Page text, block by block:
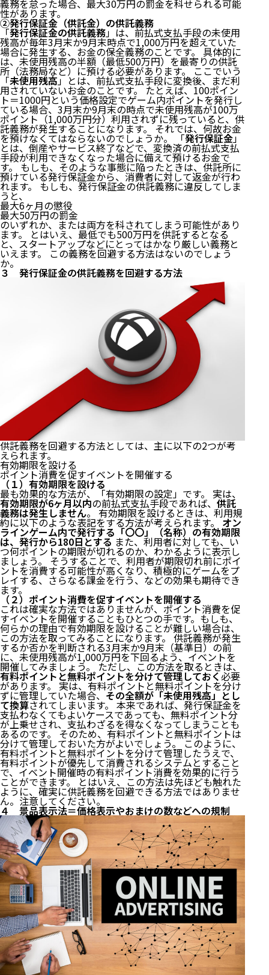
義務を怠った場合、最大30万円の罰金を科せられる可能
性があります。
②発行保証金（供託金）の供託義務
「発行保証金の供託義務」は、前払式支払手段の未使用
残高が毎年3月末か9月末時点で1,000万円を超えていた
場合に発生する、お金の保全義務のことです。 具体的に
は、未使用残高の半額（最低500万円）を最寄りの供託
所（法務局など）に預ける必要があります。 ここでいう
「未使用残高」とは、前払式支払手段に変換後、まだ利
用されていないお金のことです。 たとえば、100ポイン
ト＝1000円という価格設定でゲーム内ポイントを発行し
ている場合、3月末か9月末の時点で未使用残高が100万
ポイント（1,000万円分）利用されずに残っていると、供
託義務が発生することになります。 それでは、何故お金
を預けなくてはならないのでしょうか。 「発行保証金」
とは、倒産やサービス終了などで、変換済の前払式支払
手段が利用できなくなった場合に備えて預けるお金で
す。 もしも、そのような事態に陥ったときは、供託所に
預けている発行保証金から、消費者に対して返金が行わ
れます。 もしも、発行保証金の供託義務に違反してしま
うと、
最大6ヶ月の懲役
最大50万円の罰金
のいずれか、または両方を科されてしまう可能性があり
ます。 とはいえ、最低でも500万円を供託するとなる
と、スタートアップなどにとってはかなり厳しい義務と
いえます。 この義務を回避する方法はないのでしょう
か。
３ 発行保証金の供託義務を回避する方法
供託義務を回避する方法としては、主に以下の2つが考
えられます。
有効期限を設ける
ポイント消費を促すイベントを開催する
（１）有効期限を設ける
最も効果的な方法が、「有効期限の設定」です。 実は、
有効期限が6ヶ月以内の前払式支払手段であれば、供託
義務は発生しません。 有効期限を設けるときは、利用規
約に以下のような表記をする方法が考えられます。オン
ラインゲーム内で発行する「〇〇」（名称）の有効期限
は、発行から180日とするまた、利用者に対しても、い
つ何ポイントの期限が切れるのか、わかるように表示し
ましょう。 そうすることで、利用者が期限切れ前にポイ
ントを消費する可能性が高くなり、積極的にゲームをプ
レイする、さらなる課金を行う、などの効果も期待でき
ます。
（２）ポイント消費を促すイベントを開催する
これは確実な方法ではありませんが、ポイント消費を促
すイベントを開催することもひとつの手です。もしも、
何らかの理由で有効期限を設けることが難しい場合は、
この方法を取ってみることになります。 供託義務が発生
するか否かを判断される3月末か9月末（基準日）の前
に、未使用残高が1,000万円を下回るよう、イベントを
開催してみましょう。 ただし、この方法を取るときは、
有料ポイントと無料ポイントを分けて管理しておく必要
があります。 実は、有料ポイントと無料ポイントを分け
ずに管理していた場合、その全額が「未使用残高」とし
て換算されてしまいます。 本来であれば、発行保証金を
支払わなくてもよいケースであっても、無料ポイント分
が上乗せされ、支払わざるを得なくなってしまうことも
あるのです。 そのため、有料ポイントと無料ポイントは
分けて管理しておいた方がよいでしょう。 このように、
有料ポイントと無料ポイントを分けて管理したうえで、
有料ポイントが優先して消費されるシステムとすること
で、イベント開催時の有料ポイント消費を効果的に行う
ことができます。 とはいえ、この方法は先ほども触れた
ように、確実に供託義務を回避できる方法ではありませ
ん。注意してください。
４ 景品表示法＝価格表示やおまけの数などへの規制